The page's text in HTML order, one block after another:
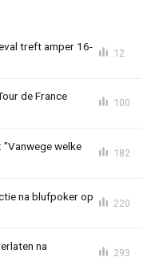
treft amper 16-
12
de France
100
"Vanwege welke
182
na blufpoker op
220
na
293